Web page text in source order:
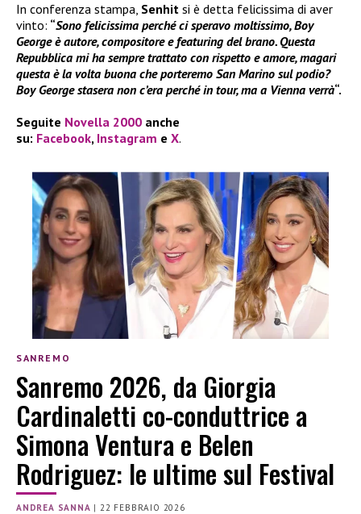
In conferenza stampa, Senhit si è detta felicissima di aver
vinto: “Sono felicissima perché ci speravo moltissimo, Boy
George è autore, compositore e featuring del brano. Questa
Repubblica mi ha sempre trattato con rispetto e amore, magari
questa è la volta buona che porteremo San Marino sul podio?
Boy George stasera non c’era perché in tour, ma a Vienna verrà“.
Seguite Novella 2000 anche
su: Facebook, Instagram e X.
SANREMO
Sanremo 2026, da Giorgia
Cardinaletti co-conduttrice a
Simona Ventura e Belen
Rodriguez: le ultime sul Festival
ANDREA SANNA | 22 FEBBRAIO 2026